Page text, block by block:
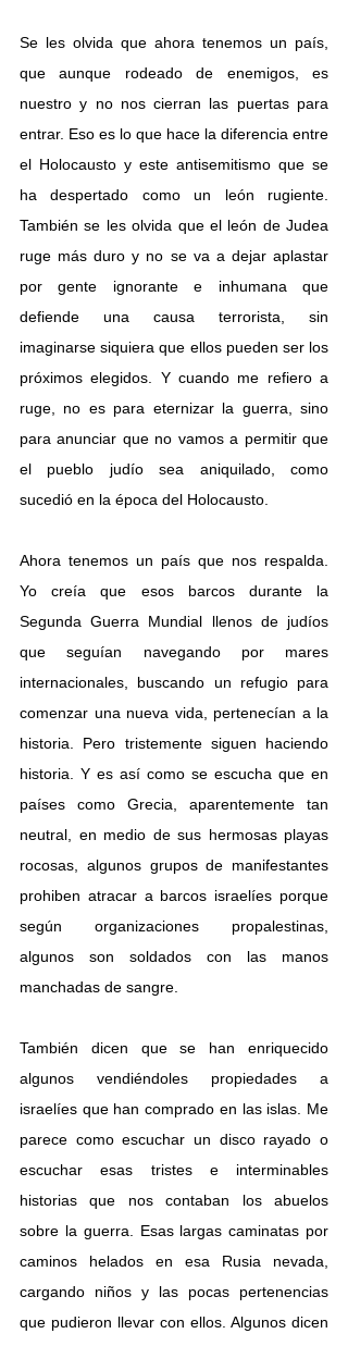
Se les olvida que ahora tenemos un país,
que aunque rodeado de enemigos, es
nuestro y no nos cierran las puertas para
entrar. Eso es lo que hace la diferencia entre
el Holocausto y este antisemitismo que se
ha despertado como un león rugiente.
También se les olvida que el león de Judea
ruge más duro y no se va a dejar aplastar
por gente ignorante e inhumana que
defiende una causa terrorista, sin
imaginarse siquiera que ellos pueden ser los
próximos elegidos. Y cuando me refiero a
ruge, no es para eternizar la guerra, sino
para anunciar que no vamos a permitir que
el pueblo judío sea aniquilado, como
sucedió en la época del Holocausto.
Ahora tenemos un país que nos respalda.
Yo creía que esos barcos durante la
Segunda Guerra Mundial llenos de judíos
que seguían navegando por mares
internacionales, buscando un refugio para
comenzar una nueva vida, pertenecían a la
historia. Pero tristemente siguen haciendo
historia. Y es así como se escucha que en
países como Grecia, aparentemente tan
neutral, en medio de sus hermosas playas
rocosas, algunos grupos de manifestantes
prohiben atracar a barcos israelíes porque
según organizaciones propalestinas,
algunos son soldados con las manos
manchadas de sangre.
También dicen que se han enriquecido
algunos vendiéndoles propiedades a
israelíes que han comprado en las islas. Me
parece como escuchar un disco rayado o
escuchar esas tristes e interminables
historias que nos contaban los abuelos
sobre la guerra. Esas largas caminatas por
caminos helados en esa Rusia nevada,
cargando niños y las pocas pertenencias
que pudieron llevar con ellos. Algunos dicen